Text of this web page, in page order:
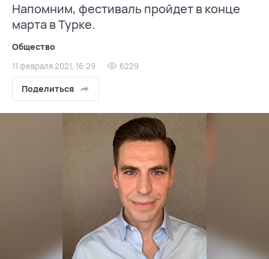
Напомним, фестиваль пройдет в конце
марта в Турке.
Общество
11 февраля 2021, 16:29 6229
Поделиться